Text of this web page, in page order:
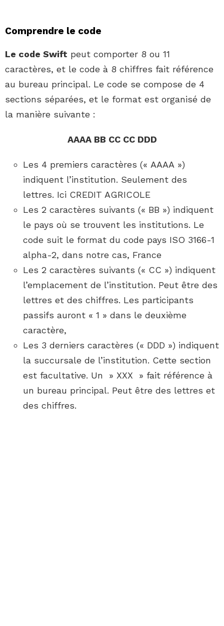
Comprendre le code
Le code Swift peut comporter 8 ou 11
caractères, et le code à 8 chiffres fait référence
au bureau principal. Le code se compose de 4
sections séparées, et le format est organisé de
la manière suivante :
AAAA BB CC CC DDD
Les 4 premiers caractères (« AAAA »)
indiquent l’institution. Seulement des
lettres. Ici CREDIT AGRICOLE
Les 2 caractères suivants (« BB ») indiquent
le pays où se trouvent les institutions. Le
code suit le format du code pays ISO 3166-1
alpha-2, dans notre cas, France
Les 2 caractères suivants (« CC ») indiquent
l’emplacement de l’institution. Peut être des
lettres et des chiffres. Les participants
passifs auront « 1 » dans le deuxième
caractère,
Les 3 derniers caractères (« DDD ») indiquent
la succursale de l’institution. Cette section
est facultative. Un » XXX » fait référence à
un bureau principal. Peut être des lettres et
des chiffres.